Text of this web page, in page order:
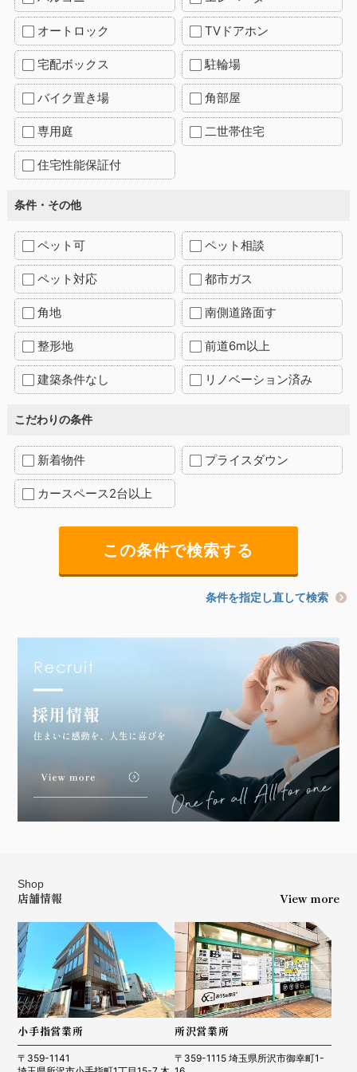
オートロック TVドアホン
宅配ボックス 駐輪場
バイク置き場 角部屋
専用庭 二世帯住宅
住宅性能保証付
条件・その他
ペット可 ペット相談
ペット対応 都市ガス
角地 南側道路面す
整形地 前道6m以上
建築条件なし リノベーション済み
こだわりの条件
新着物件 プライスダウン
カースペース2台以上
条件を指定し直して検索
Shop
店舗情報 View more
小手指営業所
〒359-1141
所沢営業所
〒359-1115 埼玉県所沢市御幸町1-